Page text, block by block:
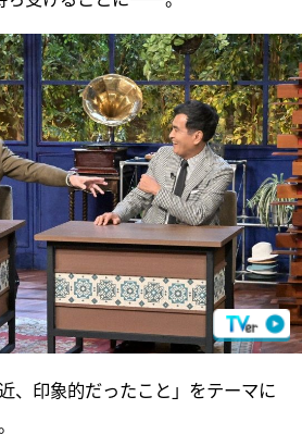
、印象的だったこと」をテーマに